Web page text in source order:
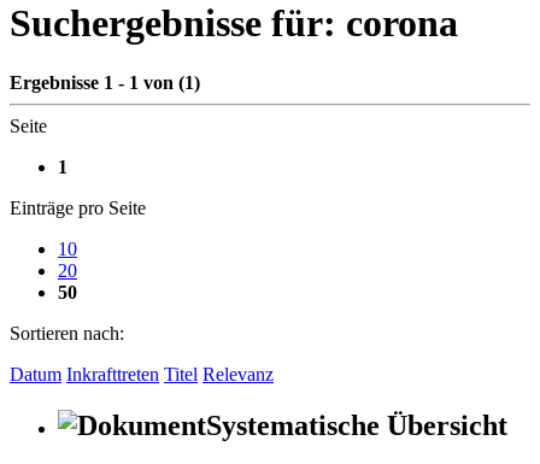
Suchergebnisse für: corona
Ergebnisse 1 - 1 von (1)
Seite
1
Einträge pro Seite
10
20
50
Sortieren nach:
Datum Inkrafttreten Titel Relevanz
Systematische Übersicht